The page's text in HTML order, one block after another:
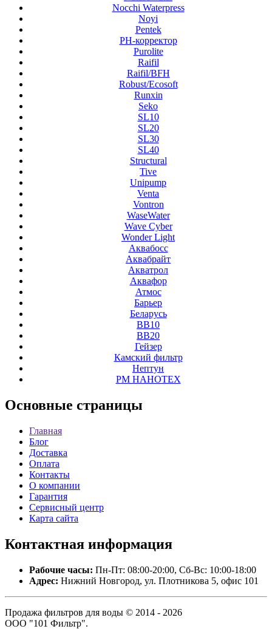
Nocchi Waterpress
Noyi
Pentek
PH-корректор
Purolite
Raifil
Raifil/BFH
Robust/Ecosoft
Runxin
Seko
SL10
SL20
SL30
SL40
Structural
Tive
Unipump
Venta
Vontron
WaseWater
Wave Cyber
Wonder Light
Аквабосс
Аквабрайт
Акватрол
Аквафор
Атмос
Барьер
Беларусь
ВВ10
ВВ20
Гейзер
Камский фильтр
Нептун
РМ НАНОТЕХ
Основные страницы
Главная
Блог
Доставка
Оплата
Контакты
О компании
Гарантия
Сервисный центр
Карта сайта
Контактная информация
Рабочие часы: Пн-Пт: 08:00-20:00, Сб-Вс: 10:00-18:00
Адрес: Нижний Новгород, ул. Плотникова 5, офис 101
Продажа фильтров для воды © 2014 - 2026
ООО "101 Фильтр".